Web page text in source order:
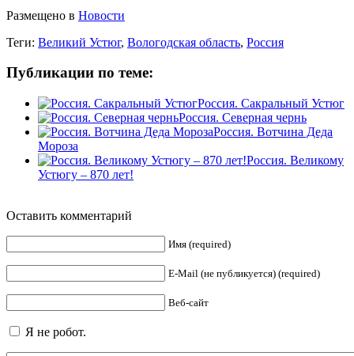
Размещено в Новости
Теги: Великий Устюг, Вологодская область, Россия
Публикации по теме:
Россия. Сакральный Устюг
Россия. Северная чернь
Россия. Вотчина Деда
Мороза
Россия. Великому
Устюгу – 870 лет!
Оставить комментарий
Имя (required)
E-Mail (не публикуется) (required)
Веб-сайт
Я не робот.